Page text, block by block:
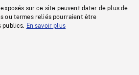
sur ce site peuvent dater de plus de
ou termes reliés pourraient être
publics. En savoir plus